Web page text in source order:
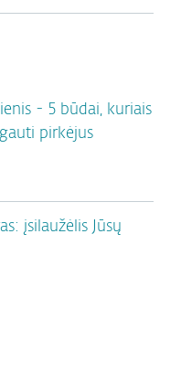
- 5 būdai, kuriais
pirkėjus
įsilaužėlis Jūsų